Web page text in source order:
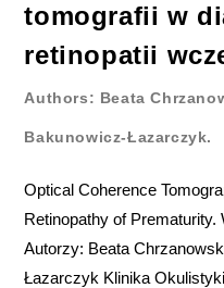
tomografii w
retinopatii
Authors: Beata
Bakunowicz-Łazarczyk.
Optical Coherence
Retinopathy of Prematurity.
Autorzy: Beata
Łazarczyk Klinika